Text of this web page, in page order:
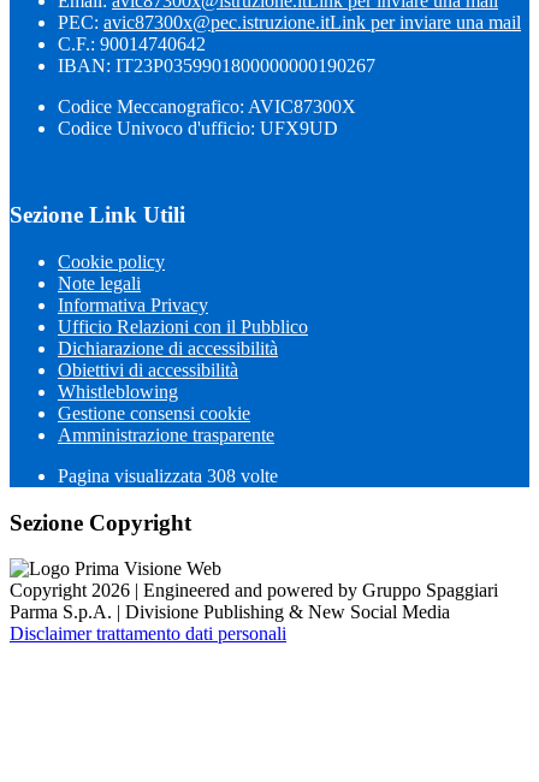
PEC: avic87300x@pec.istruzione.itLink per inviare una mail
C.F.: 90014740642
IBAN: IT23P0359901800000000190267
Codice Meccanografico: AVIC87300X
Codice Univoco d'ufficio: UFX9UD
Sezione Link Utili
Cookie policy
Note legali
Informativa Privacy
Ufficio Relazioni con il Pubblico
Dichiarazione di accessibilità
Obiettivi di accessibilità
Whistleblowing
Gestione consensi cookie
Amministrazione trasparente
Pagina visualizzata 308 volte
Sezione Copyright
Copyright 2026 | Engineered and powered by Gruppo Spaggiari
Parma S.p.A. | Divisione Publishing & New Social Media
Disclaimer trattamento dati personali